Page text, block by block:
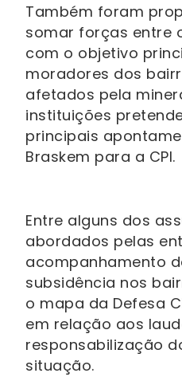
Também foram
somar forças entre
com o objetivo
moradores dos
afetados pela
instituições
principais
Braskem para a CPI.
Entre alguns dos
abordados pelas
acompanhamento
subsidência nos
o mapa da Defesa
em relação aos
responsabilização
situação.